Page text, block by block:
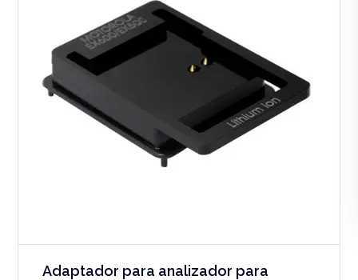
Adaptador para analizador para